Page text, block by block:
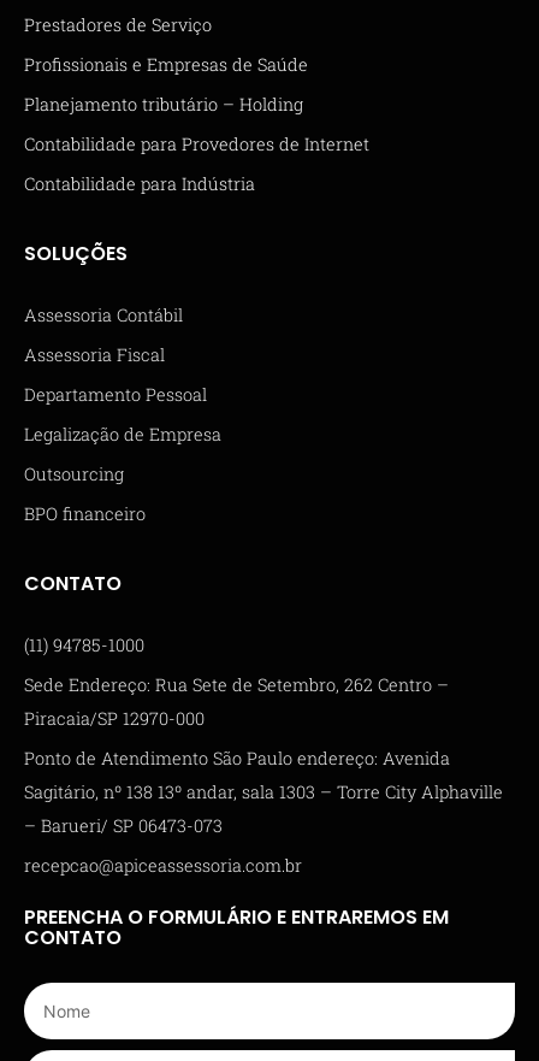
Prestadores de Serviço
Profissionais e Empresas de Saúde
Planejamento tributário – Holding
Contabilidade para Provedores de Internet
Contabilidade para Indústria
SOLUÇÕES
Assessoria Contábil
Assessoria Fiscal
Departamento Pessoal
Legalização de Empresa
Outsourcing
BPO financeiro
CONTATO
(11) 94785-1000
Sede Endereço: Rua Sete de Setembro, 262 Centro –
Piracaia/SP 12970-000
Ponto de Atendimento São Paulo endereço: Avenida
Sagitário, nº 138 13º andar, sala 1303 – Torre City Alphaville
– Barueri/ SP 06473-073
recepcao@apiceassessoria.com.br
PREENCHA O FORMULÁRIO E ENTRAREMOS EM
CONTATO